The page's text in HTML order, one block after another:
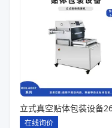
在线询价